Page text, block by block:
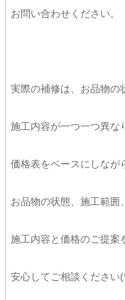
お問い合わせください。
実際の補修は、お品物の
施工内容が一つ一つ異な
価格表をベースにしなが
お品物の状態、施工範囲
施工内容と価格のご提案
安心してご相談ください